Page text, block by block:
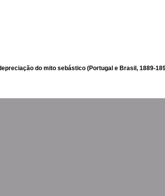
do mito sebástico (Portugal e Brasil, 1889-